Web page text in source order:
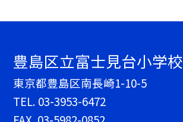
豊島区立富士見台小学校
東京都豊島区南長崎1-10-5
TEL. 03-3953-6472